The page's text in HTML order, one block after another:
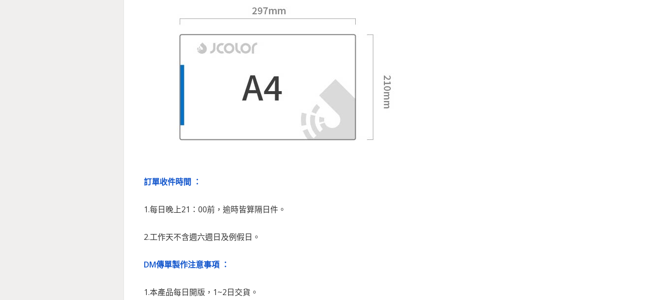
訂單收件時間 ：
1.每日晚上21：00前，逾時皆算隔日件。
2.工作天不含週六週日及例假日。
DM傳單製作注意事項 ：
1.本產品每日開版，1~2日交貨。